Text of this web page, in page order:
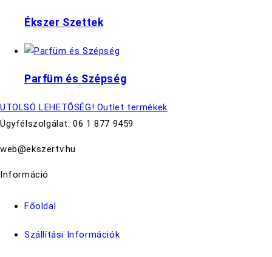
Ékszer Szettek
Parfüm és Szépség
UTOLSÓ LEHETŐSÉG! Outlet termékek
Ügyfélszolgálat: 06 1 877 9459
web@ekszertv.hu
Információ
Főoldal
Szállítási Információk